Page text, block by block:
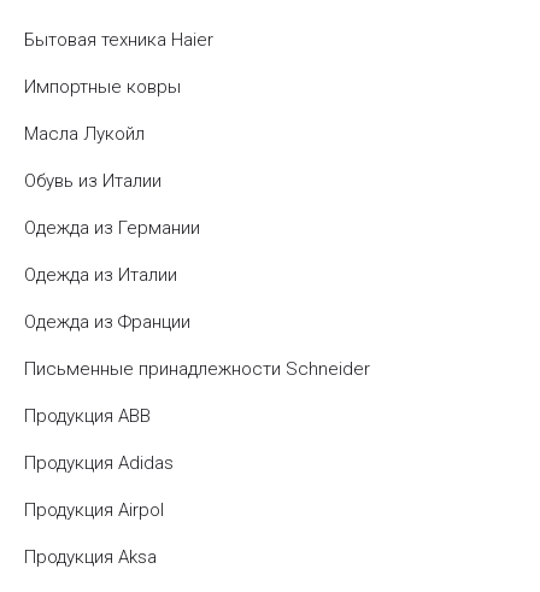
Бытовая техника Haier
Импортные ковры
Масла Лукойл
Обувь из Италии
Одежда из Германии
Одежда из Италии
Одежда из Франции
Письменные принадлежности Schneider
Продукция ABB
Продукция Adidas
Продукция Airpol
Продукция Aksa